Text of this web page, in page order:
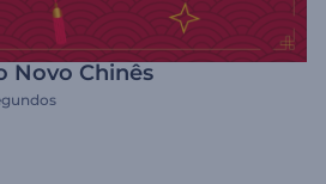
Novo Chinês